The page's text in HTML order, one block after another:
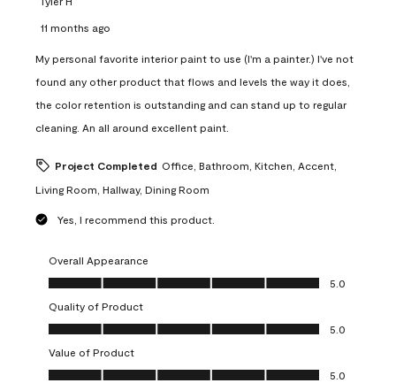
11 months ago
My personal favorite interior paint to use (I'm a painter.) I've not
found any other product that flows and levels the way it does,
the color retention is outstanding and can stand up to regular
cleaning. An all around excellent paint.
Project Completed Office, Bathroom, Kitchen, Accent,
Living Room, Hallway, Dining Room
Yes, I recommend this product.
Overall Appearance
Overall Appearance, 5.0 out of 5
5.0
Quality of Product
Quality of Product, 5.0 out of 5
5.0
Value of Product
Value of Product, 5.0 out of 5
5.0